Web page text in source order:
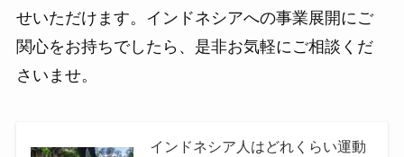
せいただけます。インドネシアへの事業展開にご
関心をお持ちでしたら、是非お気軽にご相談くだ
さいませ。
インドネシア人はどれくらい運動